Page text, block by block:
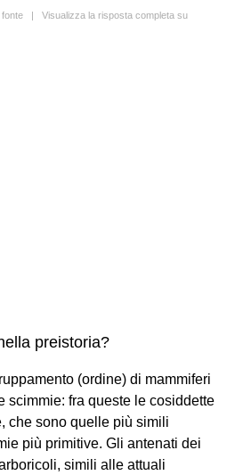
fonte | Visualizza la risposta completa su
preistoria?
(ordine) di mammiferi
scimmie: fra queste le cosiddette
che sono quelle più simili
più primitive. Gli antenati dei
simili alle attuali